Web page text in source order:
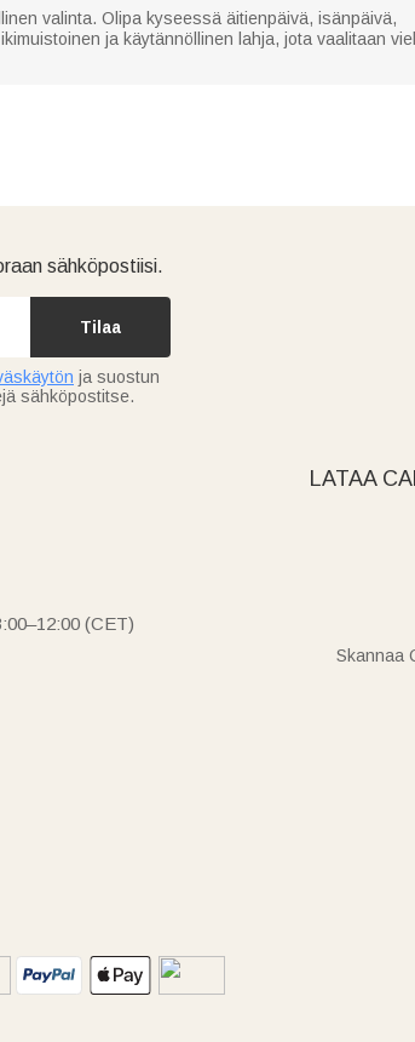
valinta. Olipa kyseessä äitienpäivä, isänpäivä,
ja käytännöllinen lahja, jota vaalitaan
sähköpostiisi.
Tilaa
ja suostun
sähköpostitse.
(CET)
LATAA
Skannaa